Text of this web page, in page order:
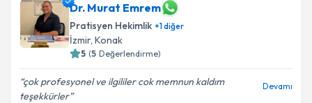
Dr. Murat Emrem
Pratisyen Hekimlik +1diğer
İzmir, Konak
5 (5 Değerlendirme)
çok profesyonel ve ilgililer cok memnun kaldım
teşekkürler
Devamı